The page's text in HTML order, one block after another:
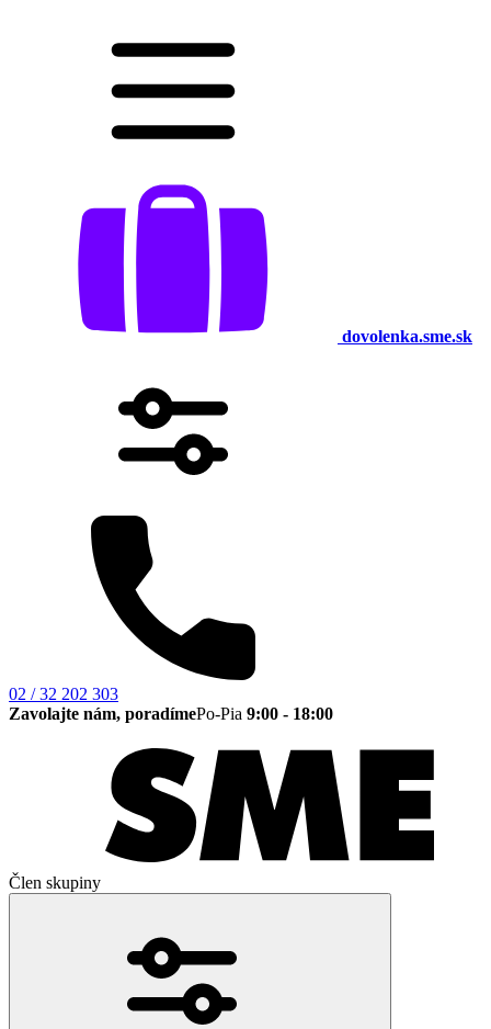
dovolenka.sme.sk
02 / 32 202 303
Zavolajte nám, poradímePo-Pia 9:00 - 18:00
Člen skupiny